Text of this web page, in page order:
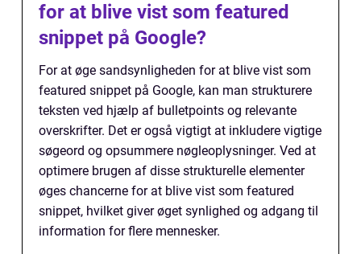
for at blive vist som featured
snippet på Google?
For at øge sandsynligheden for at blive vist som
featured snippet på Google, kan man strukturere
teksten ved hjælp af bulletpoints og relevante
overskrifter. Det er også vigtigt at inkludere vigtige
søgeord og opsummere nøgleoplysninger. Ved at
optimere brugen af disse strukturelle elementer
øges chancerne for at blive vist som featured
snippet, hvilket giver øget synlighed og adgang til
information for flere mennesker.